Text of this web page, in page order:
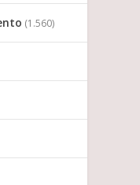
(1.560)